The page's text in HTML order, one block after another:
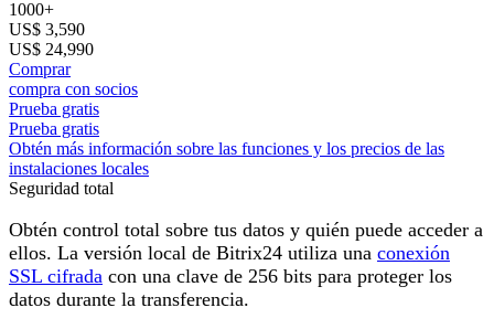
1000+
US$ 3,590
US$ 24,990
Comprar
compra con socios
Prueba gratis
Prueba gratis
Obtén más información sobre las funciones y los precios de las
instalaciones locales
Seguridad total
Obtén control total sobre tus datos y quién puede acceder a
ellos. La versión local de Bitrix24 utiliza una conexión
SSL cifrada con una clave de 256 bits para proteger los
datos durante la transferencia.